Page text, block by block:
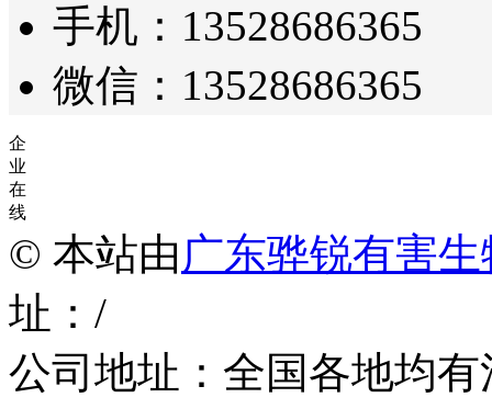
手机：13528686365
微信：13528686365
企
业
在
线
© 本站由 广东骅锐有害
址：/
公司地址：全国各地均